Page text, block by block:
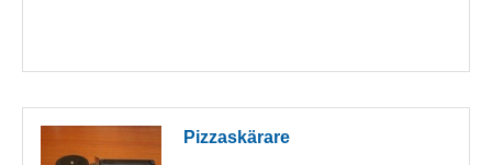
Pizzaskärare